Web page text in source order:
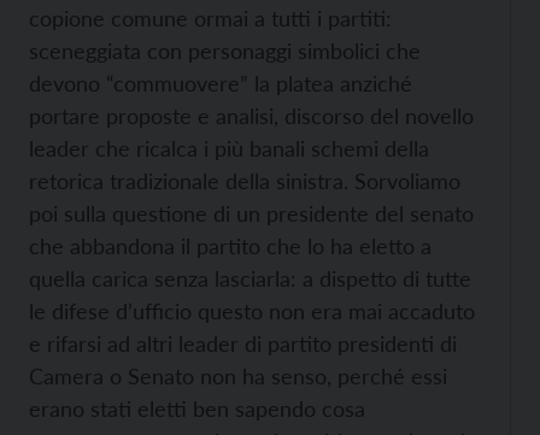
copione comune ormai a tutti i partiti:
sceneggiata con personaggi simbolici che
devono “commuovere” la platea anziché
portare proposte e analisi, discorso del novello
leader che ricalca i più banali schemi della
retorica tradizionale della sinistra. Sorvoliamo
poi sulla questione di un presidente del senato
che abbandona il partito che lo ha eletto a
quella carica senza lasciarla: a dispetto di tutte
le difese d’ufficio questo non era mai accaduto
e rifarsi ad altri leader di partito presidenti di
Camera o Senato non ha senso, perché essi
erano stati eletti ben sapendo cosa